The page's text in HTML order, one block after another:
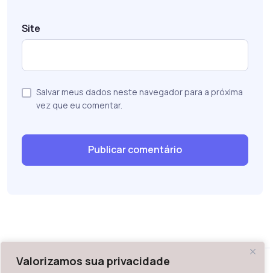
Valorizamos sua privacidade
Site
Salvar meus dados neste navegador para a próxima
vez que eu comentar.